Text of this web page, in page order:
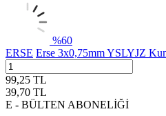
%60
ERSE Erse 3x0,75mm YSLYJZ
99,25 TL
39,70 TL
E - BÜLTEN ABONELİĞİ